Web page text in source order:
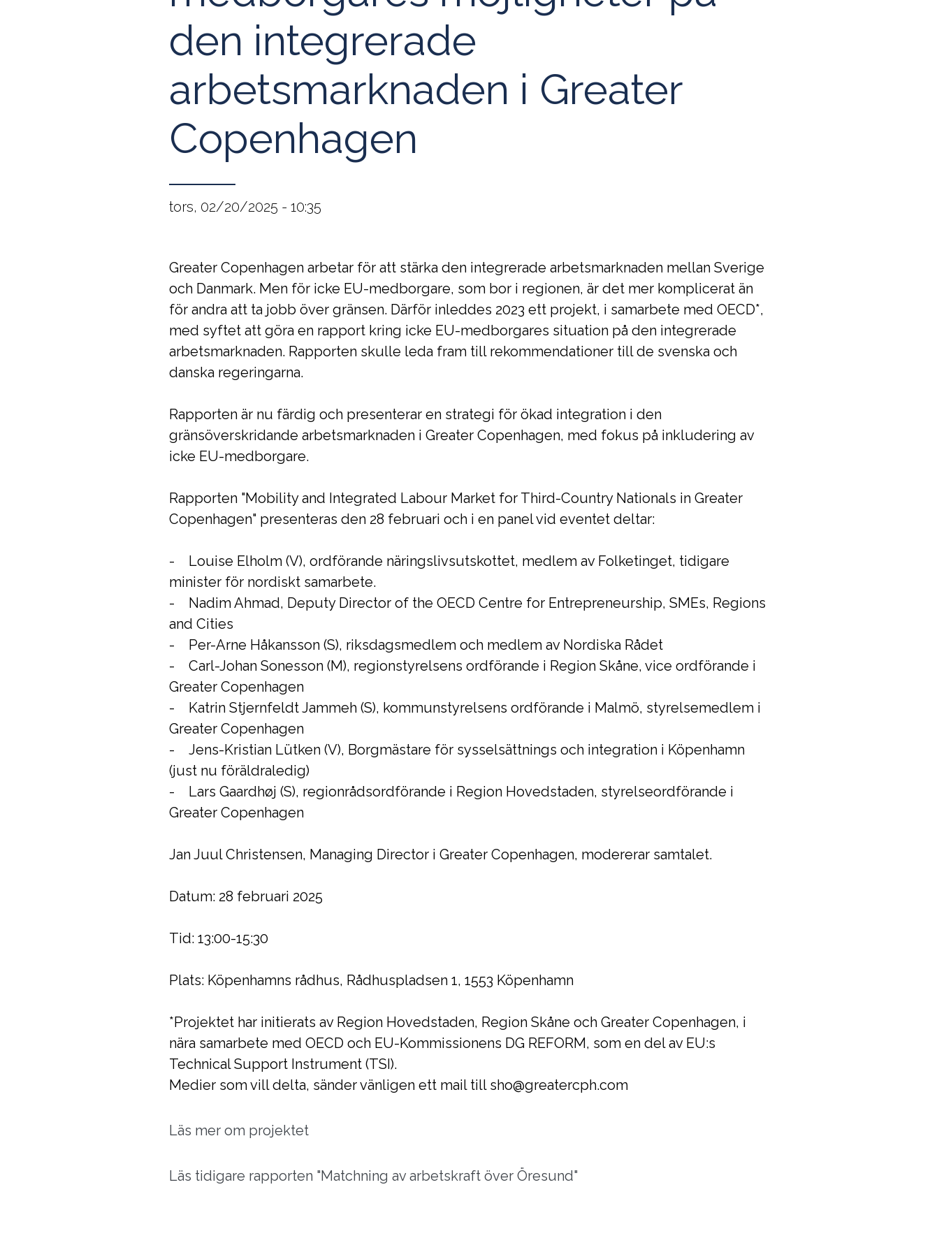
den integrerade
arbetsmarknaden i Greater
Copenhagen
tors, 02/20/2025 - 10:35
Greater Copenhagen arbetar för att stärka den integrerade arbetsmarknaden mellan Sverige
och Danmark. Men för icke EU-medborgare, som bor i regionen, är det mer komplicerat än
för andra att ta jobb över gränsen. Därför inleddes 2023 ett projekt, i samarbete med OECD*,
med syftet att göra en rapport kring icke EU-medborgares situation på den integrerade
arbetsmarknaden. Rapporten skulle leda fram till rekommendationer till de svenska och
danska regeringarna.
Rapporten är nu färdig och presenterar en strategi för ökad integration i den
gränsöverskridande arbetsmarknaden i Greater Copenhagen, med fokus på inkludering av
icke EU-medborgare.
Rapporten "Mobility and Integrated Labour Market for Third-Country Nationals in Greater
Copenhagen" presenteras den 28 februari och i en panel vid eventet deltar:
- Louise Elholm (V), ordförande näringslivsutskottet, medlem av Folketinget, tidigare
minister för nordiskt samarbete.
- Nadim Ahmad, Deputy Director of the OECD Centre for Entrepreneurship, SMEs, Regions
and Cities
- Per-Arne Håkansson (S), riksdagsmedlem och medlem av Nordiska Rådet
- Carl-Johan Sonesson (M), regionstyrelsens ordförande i Region Skåne, vice ordförande i
Greater Copenhagen
- Katrin Stjernfeldt Jammeh (S), kommunstyrelsens ordförande i Malmö, styrelsemedlem i
Greater Copenhagen
- Jens-Kristian Lütken (V), Borgmästare för sysselsättnings och integration i Köpenhamn
(just nu föräldraledig)
- Lars Gaardhøj (S), regionrådsordförande i Region Hovedstaden, styrelseordförande i
Greater Copenhagen
Jan Juul Christensen, Managing Director i Greater Copenhagen, modererar samtalet.
Datum: 28 februari 2025
Tid: 13:00-15:30
Plats: Köpenhamns rådhus, Rådhuspladsen 1, 1553 Köpenhamn
*Projektet har initierats av Region Hovedstaden, Region Skåne och Greater Copenhagen, i
nära samarbete med OECD och EU-Kommissionens DG REFORM, som en del av EU:s
Technical Support Instrument (TSI).
Medier som vill delta, sänder vänligen ett mail till sho@greatercph.com
Läs mer om projektet
Läs tidigare rapporten "Matchning av arbetskraft över Öresund"